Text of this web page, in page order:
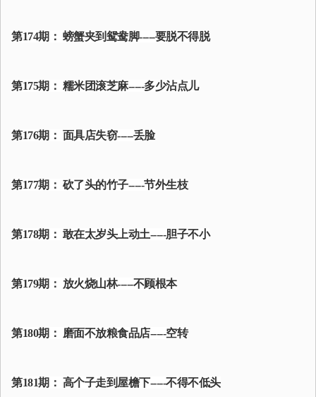
第174期： 螃蟹夹到鸳鸯脚-----要脱不得脱
第175期： 糯米团滚芝麻-----多少沾点儿
第176期： 面具店失窃-----丢脸
第177期： 砍了头的竹子-----节外生枝
第178期： 敢在太岁头上动土-----胆子不小
第179期： 放火烧山林-----不顾根本
第180期： 磨面不放粮食品店-----空转
第181期： 高个子走到屋檐下-----不得不低头